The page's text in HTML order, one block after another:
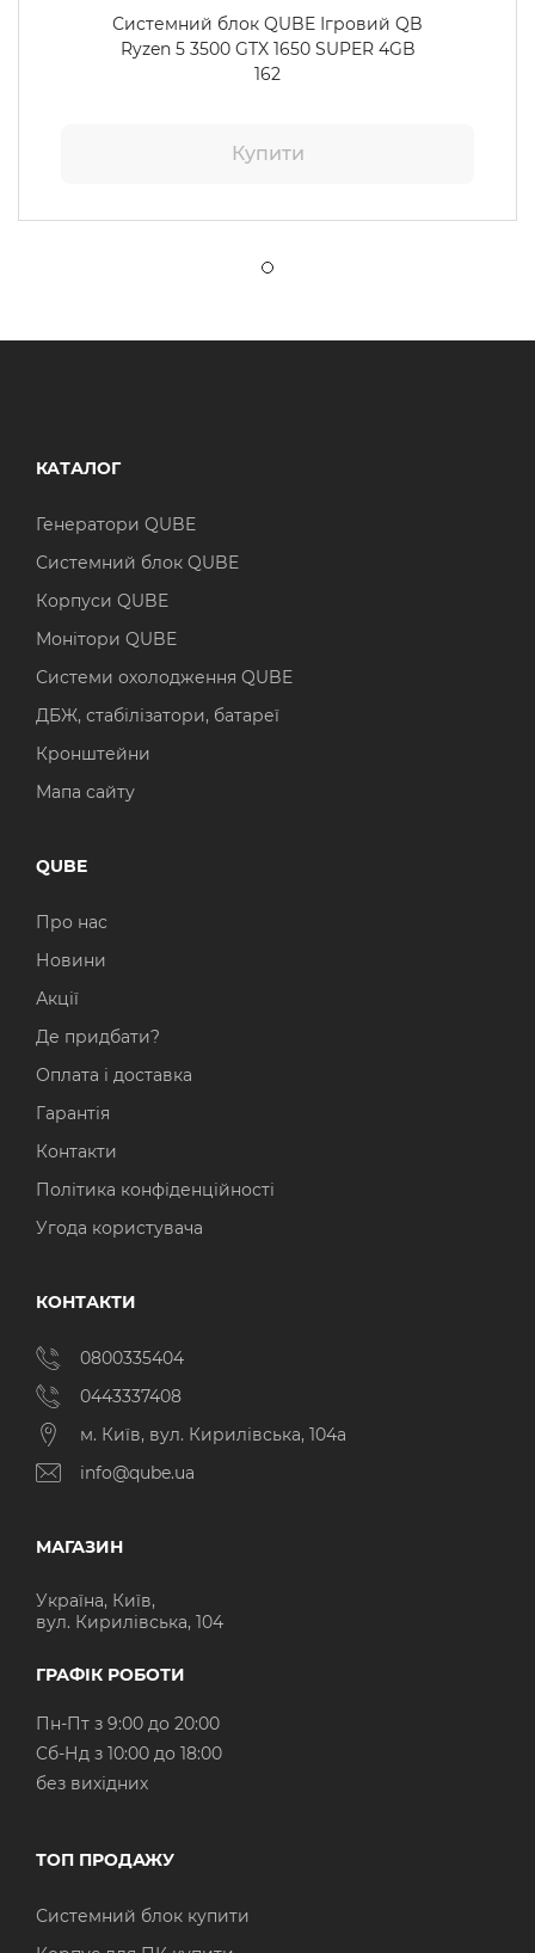
Системний блок QUBE Ігровий QB
Ryzen 5 3500 GTX 1650 SUPER 4GB
162
Купити
КАТАЛОГ
Генератори QUBE
Системний блок QUBE
Корпуси QUBE
Монітори QUBE
Системи охолодження QUBE
ДБЖ, стабілізатори, батареї
Кронштейни
Мапа сайту
QUBE
Про нас
Новини
Акції
Де придбати?
Оплата і доставка
Гарантія
Контакти
Політика конфіденційності
Угода користувача
КОНТАКТИ
0800335404
0443337408
м. Київ, вул. Кирилівська, 104а
info@qube.ua
МАГАЗИН
Україна, Київ,
вул. Кирилівська, 104
ГРАФІК РОБОТИ
Пн-Пт з 9:00 до 20:00
Cб-Нд з 10:00 до 18:00
без вихідних
ТОП ПРОДАЖУ
Системний блок купити